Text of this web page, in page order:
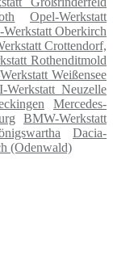
Opel-Werkstatt
Werkstatt Oberkirch
Crottendorf,
Rothenditmold
Weißensee
Werkstatt Neuzelle
Mercedes-
BMW-Werkstatt
Dacia-
(Odenwald)